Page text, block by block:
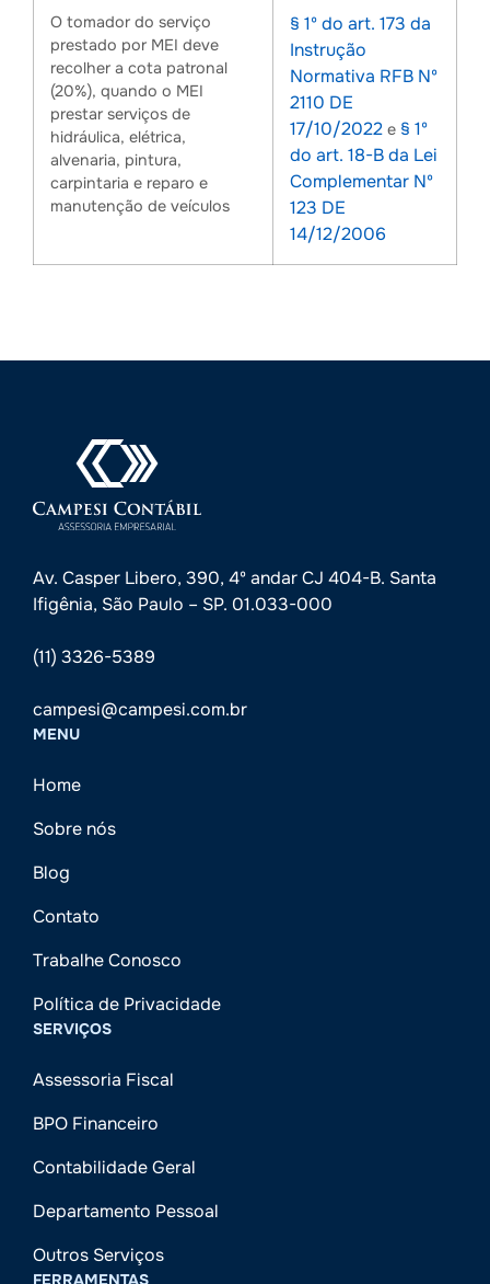
O tomador do serviço
prestado por MEI deve
recolher a cota patronal
(20%), quando o MEI
prestar serviços de
hidráulica, elétrica,
alvenaria, pintura,
carpintaria e reparo e
manutenção de veículos
§ 1º do art. 173 da
Instrução
Normativa RFB Nº
2110 DE
17/10/2022 e § 1º
do art. 18-B da Lei
Complementar Nº
123 DE
14/12/2006
Av. Casper Libero, 390, 4º andar CJ 404-B. Santa
Ifigênia, São Paulo – SP. 01.033-000
(11) 3326-5389
campesi@campesi.com.br
MENU
Home
Sobre nós
Blog
Contato
Trabalhe Conosco
Política de Privacidade
SERVIÇOS
Assessoria Fiscal
BPO Financeiro
Contabilidade Geral
Departamento Pessoal
Outros Serviços
FERRAMENTAS